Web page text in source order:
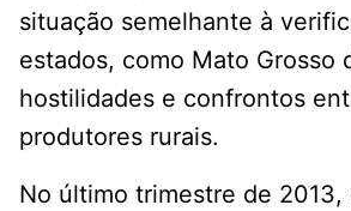
situação semelhante à
estados, como Mato Grosso
hostilidades e confrontos
produtores rurais.
No último trimestre de